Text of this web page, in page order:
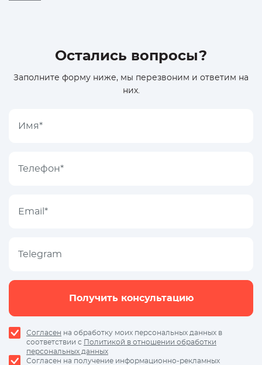
Остались вопросы?
Заполните форму ниже, мы перезвоним и ответим на
них.
Получить консультацию
Согласен на обработку моих персональных данных в
соответствии с Политикой в отношении обработки
персональных данных
Согласен на получение информационно-рекламных